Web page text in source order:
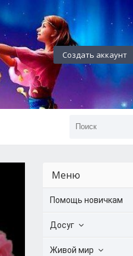
Создать аккаунт
Меню
Помощь новичкам
Досуг
Живой мир